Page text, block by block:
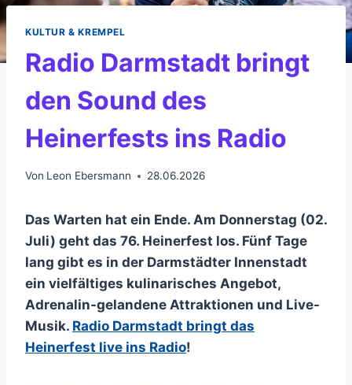
KULTUR & KREMPEL
Radio Darmstadt bringt
den Sound des
Heinerfests ins Radio
Von Leon Ebersmann 28.06.2026
Das Warten hat ein Ende. Am Donnerstag (02.
Juli) geht das 76. Heinerfest los. Fünf Tage
lang gibt es in der Darmstädter Innenstadt
ein vielfältiges kulinarisches Angebot,
Adrenalin-gelandene Attraktionen und Live-
Musik. Radio Darmstadt bringt das
Heinerfest live ins Radio!